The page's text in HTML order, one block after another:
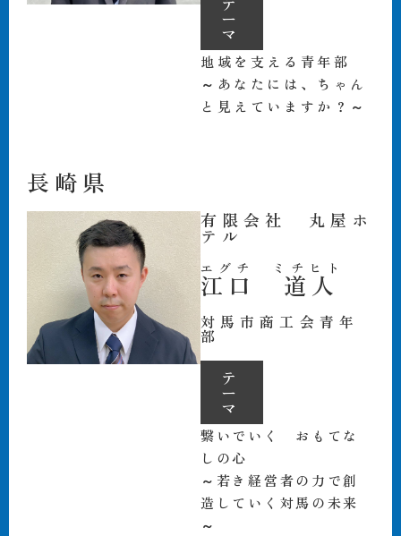
ー
マ
地域を支える青年部
～あなたには、ちゃん
と見えていますか？～
長崎県
有限会社 丸屋ホ
テル
エグチ ミチヒト
江口 道人
対馬市商工会青年
部
テ
ー
マ
繋いでいく おもてな
しの心
～若き経営者の力で創
造していく対馬の未来
～